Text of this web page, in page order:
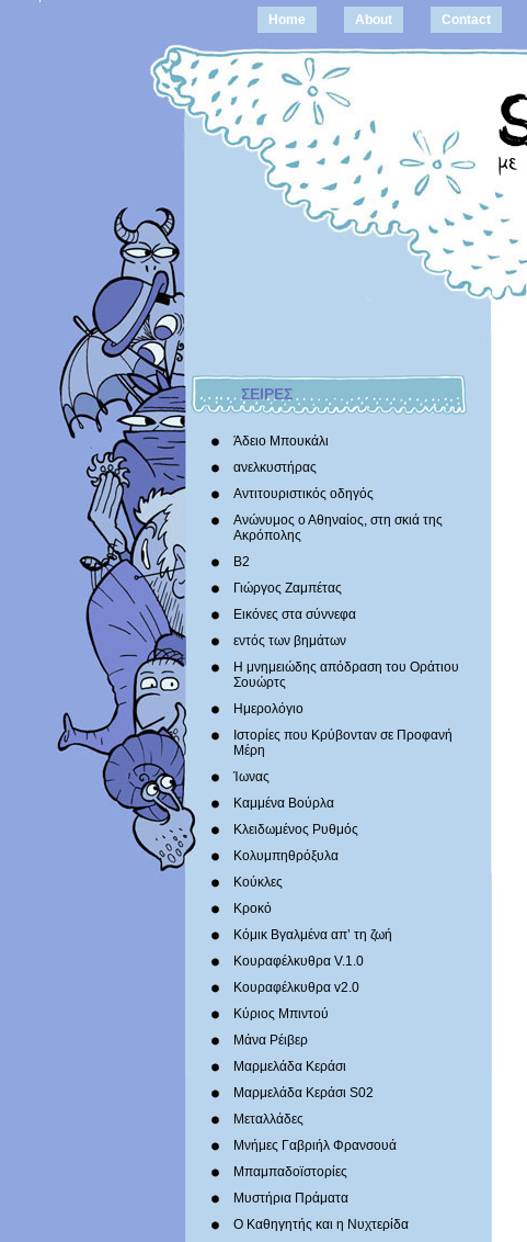
Home About Contact
ΣΕΙΡΕΣ
Άδειο Μπουκάλι
ανελκυστήρας
Αντιτουριστικός οδηγός
Ανώνυμος ο Αθηναίος, στη σκιά της
Ακρόπολης
Β2
Γιώργος Ζαμπέτας
Εικόνες στα σύννεφα
εντός των βημάτων
Η μνημειώδης απόδραση του Οράτιου
Σουώρτς
Ημερολόγιο
Ιστορίες που Κρύβονταν σε Προφανή
Μέρη
Ίωνας
Καμμένα Βούρλα
Κλειδωμένος Ρυθμός
Κολυμπηθρόξυλα
Κούκλες
Κροκό
Κόμικ Βγαλμένα απ’ τη ζωή
Κουραφέλκυθρα V.1.0
Κουραφέλκυθρα v2.0
Κύριος Μπιντού
Μάνα Ρέιβερ
Μαρμελάδα Κεράσι
Μαρμελάδα Κεράσι S02
Μεταλλάδες
Mνήμες Γαβριήλ Φρανσουά
Μπαμπαδοϊστορίες
Μυστήρια Πράματα
Ο Καθηγητής και η Νυχτερίδα